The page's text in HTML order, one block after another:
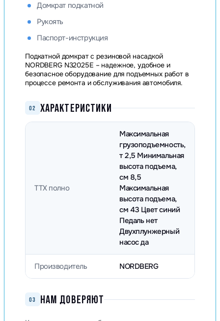
Домкрат подкатной
Рукоять
Паспорт-инструкция
Подкатной домкрат с резиновой насадкой
NORDBERG N32025E – надежное, удобное и
безопасное оборудование для подъемных работ в
процессе ремонта и обслуживания автомобиля.
02 ХАРАКТЕРИСТИКИ
ТТХ полно
Максимальная
грузоподъемность,
т 2,5 Минимальная
высота подъема,
см 8,5
Максимальная
высота подъема,
см 43 Цвет синий
Педаль нет
Двухплунжерный
насос да
Производитель NORDBERG
03 НАМ ДОВЕРЯЮТ